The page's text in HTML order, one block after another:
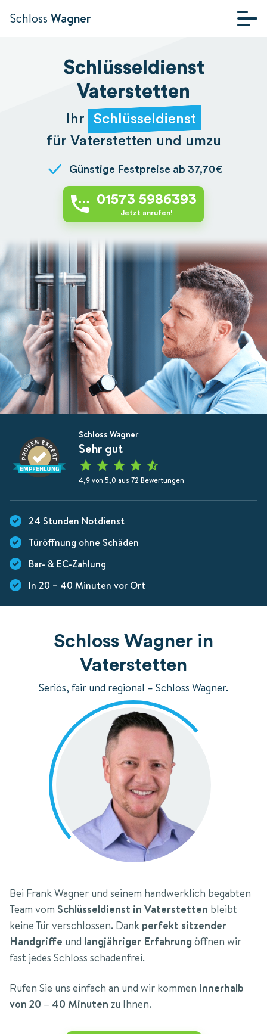
Schloss Wagner
Schlüsseldienst
Vaterstetten
Ihr
Schlüsseldienst
für Vaterstetten und umzu
Günstige Festpreise ab 37,70€
01573 5986393
Jetzt anrufen!
Schloss Wagner
Sehr gut
4,9 von 5,0 aus 72 Bewertungen
24 Stunden Notdienst
Türöffnung ohne Schäden
Bar- & EC-Zahlung
In 20 – 40 Minuten vor Ort
Schloss Wagner in
Vaterstetten
Seriös, fair und regional – Schloss Wagner.
Bei Frank Wagner und seinem handwerklich begabten
Team vom Schlüsseldienst in Vaterstetten bleibt
keine Tür verschlossen. Dank perfekt sitzender
Handgriffe und langjähriger Erfahrung öffnen wir
fast jedes Schloss schadenfrei.
Rufen Sie uns einfach an und wir kommen innerhalb
von 20 – 40 Minuten zu Ihnen.